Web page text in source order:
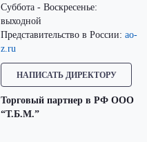
Суббота - Воскресенье:
выходной
Представительство в России: ao-
z.ru
НАПИСАТЬ ДИРЕКТОРУ
Торговый партнер в РФ ООО
“Т.Б.М.”